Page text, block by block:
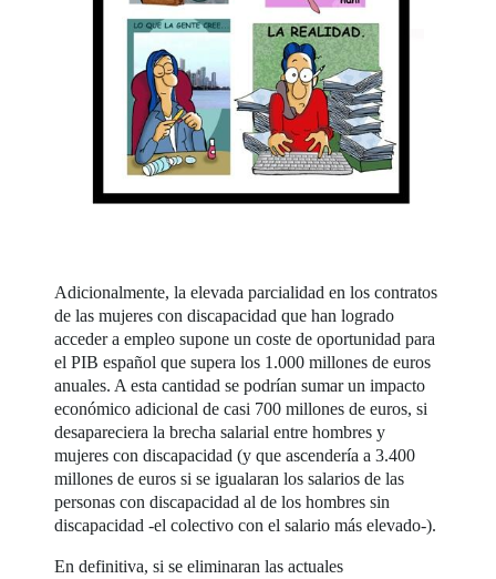
Adicionalmente, la elevada parcialidad en los contratos
de las mujeres con discapacidad que han logrado
acceder a empleo supone un coste de oportunidad para
el PIB español que supera los 1.000 millones de euros
anuales. A esta cantidad se podrían sumar un impacto
económico adicional de casi 700 millones de euros, si
desapareciera la brecha salarial entre hombres y
mujeres con discapacidad (y que ascendería a 3.400
millones de euros si se igualaran los salarios de las
personas con discapacidad al de los hombres sin
discapacidad -el colectivo con el salario más elevado-).
En definitiva, si se eliminaran las actuales